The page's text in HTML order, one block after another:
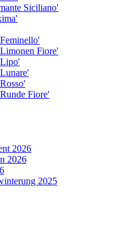
Siciliano'
Fiore'
Fiore'
2026
2026
2025